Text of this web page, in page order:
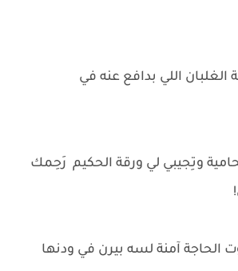
اللي بدافع عنه في
وتِجيبي لي ورقة الحكيم رَحِمك
آمنة لسه بيرن في ودنها